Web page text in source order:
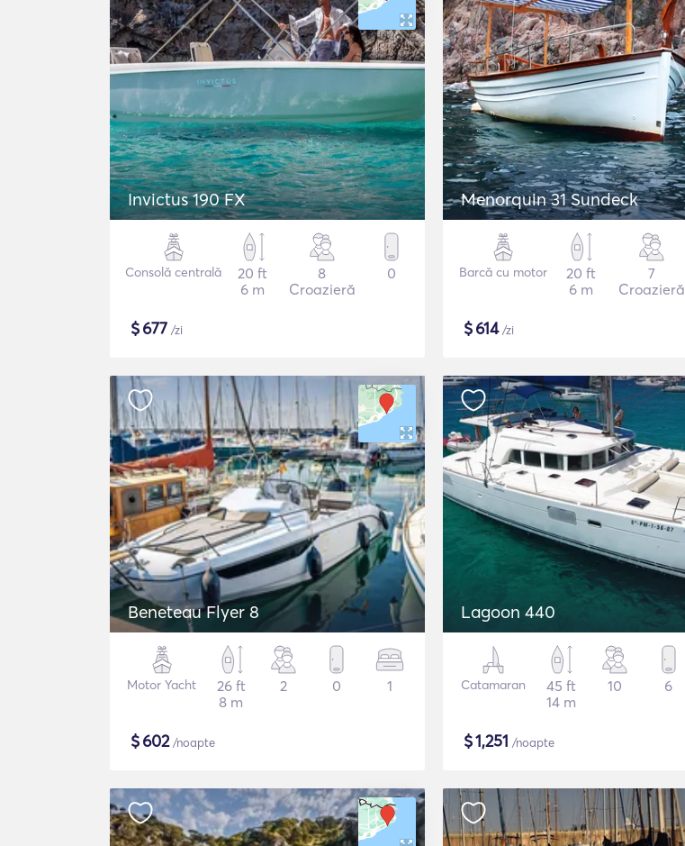
Invictus 190 FX
Consolă centrală
20 ft
6 m
8
Croazieră
0
$677 /zi
Menorquin 31 Sundeck
Barcă cu motor
20 ft
6 m
7
Croazieră
$614/zi
Beneteau Flyer 8
Motor Yacht
26 ft
8 m
2 0 1
$602/noapte
Lagoon 440
Catamaran
45 ft
14 m
10 6
$1,251 /noapte